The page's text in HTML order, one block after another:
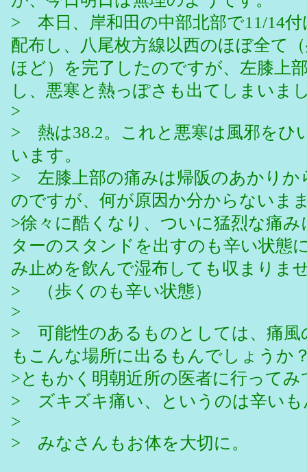
> 本日、岸和田の中部北部で11/14付
配布し、八尾枚方線以西のほぼ全て
ほど）を完了したのですが、左膝上
し、悪寒と熱っぽさも出てしまいま
>
> 熱は38.2。これと悪寒は風邪をひ
います。
> 左膝上部の痛みは帰阪のあかりか
のですが、何が原因か分からないま
>徐々に酷くなり、ついに猛烈な痛
ターのスタンドを出すのも辛い状態
み止めを飲んで湿布しても収まりま
> （歩くのも辛い状態）
>
> 可能性のあるものとしては、痛
もこんな場所に出るもんでしょうか
>ともかく明朝近所の医者に行って
> ズキズキ痛い、というのは辛いも
>
> みなさんもお体を大切に。